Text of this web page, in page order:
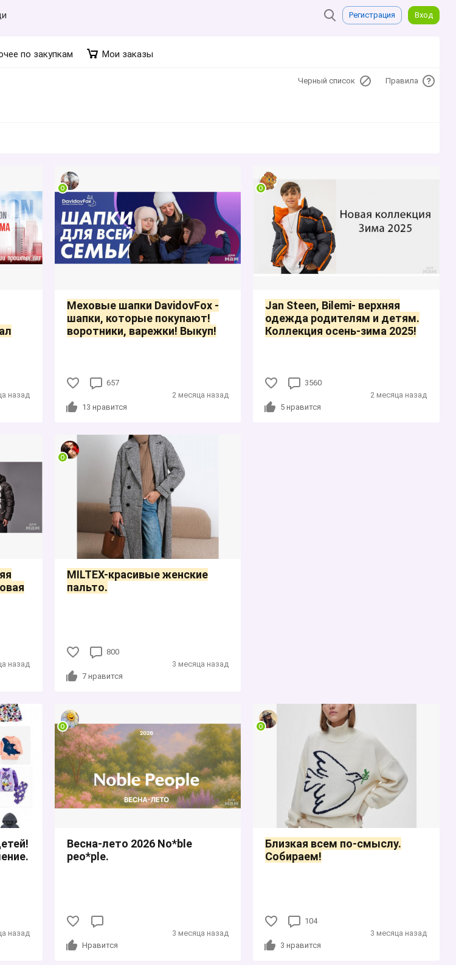
Регистрация Вход
по закупкам Мои заказы
Черный список Правила
назад
Меховые шапки DavidovFox -
шапки, которые покупают!
воротники, варежки! Выкуп!
657
13 нравится
2 месяца назад
Jan Steen, Bilemi- верхняя
одежда родителям и детям.
Коллекция осень-зима 2025!
3560
5 нравится
2 месяца назад
назад
MILTEX-красивые женские
пальто.
800
7нравится
3 месяца назад
назад
Весна-лето 2026 No*blе
peo*ple.
Нравится
3 месяца назад
Близкая всем по-смыслу.
Собираем!
104
3 нравится
3 месяца назад